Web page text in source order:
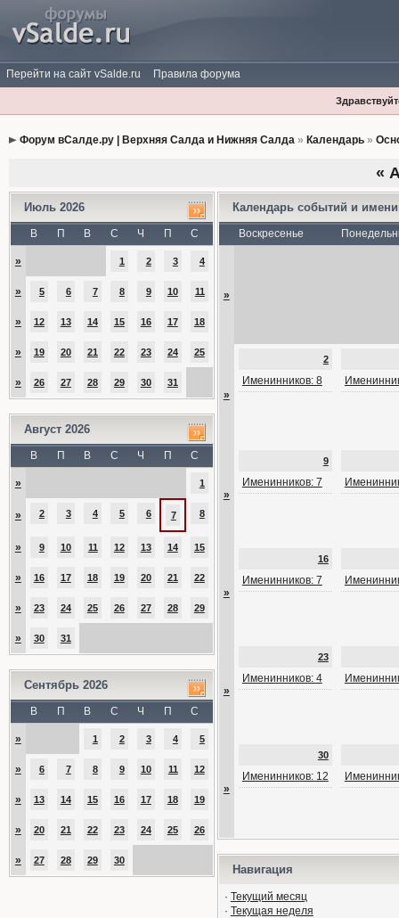
Перейти на сайт vSalde.ru Правила форума
Форум вСалде.ру | Верхняя Салда и Нижняя Салда» Календарь»
«
Июль 2026
В П В С Ч П С
» 1 2 3 4
» 5 6 7 8 9 10 11
» 12 13 14 15 16 17 18
» 19 20 21 22 23 24 25
» 26 27 28 29 30 31
Август 2026
В П В С Ч П С
» 1
» 2 3 4 5 6 7 8
» 9 10 11 12 13 14 15
» 16 17 18 19 20 21 22
» 23 24 25 26 27 28 29
» 30 31
Сентябрь 2026
В П В С Ч П С
» 1 2 3 4 5
» 6 7 8 9 10 11 12
» 13 14 15 16 17 18 19
» 20 21 22 23 24 25 26
» 27 28 29 30
Календарь событий и
Воскресенье
»
»
2
Именинников: 8
»
9
Именинников: 7
»
16
Именинников: 7
»
23
Именинников: 4
»
30
Именинников: 12
Навигация
· Текущий месяц
· Текущая неделя